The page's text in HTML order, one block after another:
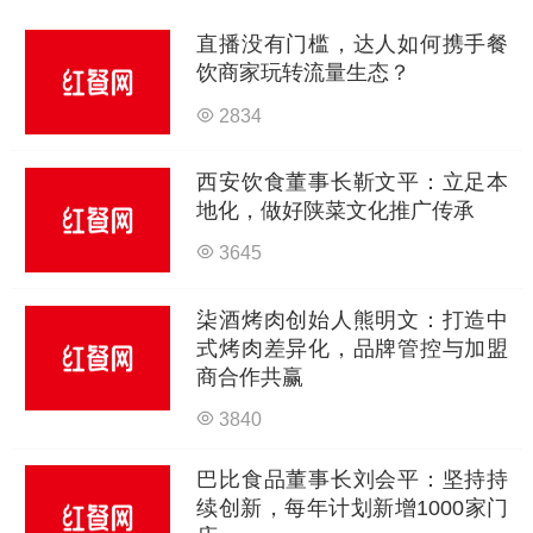
直播没有门槛，达人如何携手餐
饮商家玩转流量生态？
2834
西安饮食董事长靳文平：立足本
地化，做好陕菜文化推广传承
3645
柒酒烤肉创始人熊明文：打造中
式烤肉差异化，品牌管控与加盟
商合作共赢
3840
巴比食品董事长刘会平：坚持持
续创新，每年计划新增1000家门